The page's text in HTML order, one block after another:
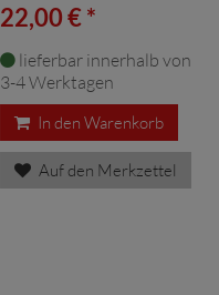
22,00 € *
lieferbar innerhalb von
3-4 Werktagen
In den Warenkorb
Auf den Merkzettel